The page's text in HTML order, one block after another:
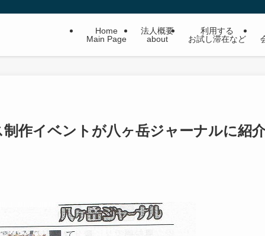
Home
Main Page
法人概要
about
利用する
お試し滞在など
作イベントが八ヶ岳ジャーナルに紹